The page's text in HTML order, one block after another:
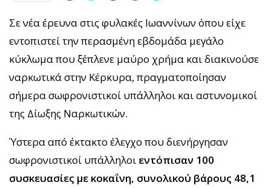
Σε νέα έρευνα στις φυλακές Ιωαννίνων όπου είχε
εντοπιστεί την περασμένη εβδομάδα μεγάλο
κύκλωμα που ξέπλενε μαύρο χρήμα και διακινούσε
ναρκωτικά στην Κέρκυρα, πραγματοποίησαν
σήμερα σωφρονιστικοί υπάλληλοι και αστυνομικοί
της Δίωξης Ναρκωτικών.
Ύστερα από έκτακτο έλεγχο που διενήργησαν
σωφρονιστικοί υπάλληλοι εντόπισαν 100
συσκευασίες με κοκαΐνη, συνολικού βάρους 48,1